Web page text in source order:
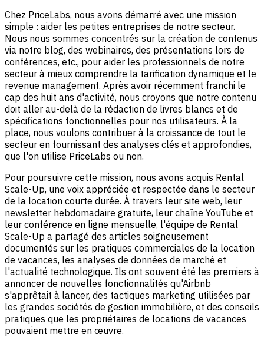
Chez PriceLabs, nous avons démarré avec une mission
simple : aider les petites entreprises de notre secteur.
Nous nous sommes concentrés sur la création de contenus
via notre blog, des webinaires, des présentations lors de
conférences, etc., pour aider les professionnels de notre
secteur à mieux comprendre la tarification dynamique et le
revenue management. Après avoir récemment franchi le
cap des huit ans d'activité, nous croyons que notre contenu
doit aller au-delà de la rédaction de livres blancs et de
spécifications fonctionnelles pour nos utilisateurs. À la
place, nous voulons contribuer à la croissance de tout le
secteur en fournissant des analyses clés et approfondies,
que l'on utilise PriceLabs ou non.
Pour poursuivre cette mission, nous avons acquis Rental
Scale-Up, une voix appréciée et respectée dans le secteur
de la location courte durée. À travers leur site web, leur
newsletter hebdomadaire gratuite, leur chaîne YouTube et
leur conférence en ligne mensuelle, l'équipe de Rental
Scale-Up a partagé des articles soigneusement
documentés sur les pratiques commerciales de la location
de vacances, les analyses de données de marché et
l'actualité technologique. Ils ont souvent été les premiers à
annoncer de nouvelles fonctionnalités qu'Airbnb
s'apprêtait à lancer, des tactiques marketing utilisées par
les grandes sociétés de gestion immobilière, et des conseils
pratiques que les propriétaires de locations de vacances
pouvaient mettre en œuvre.